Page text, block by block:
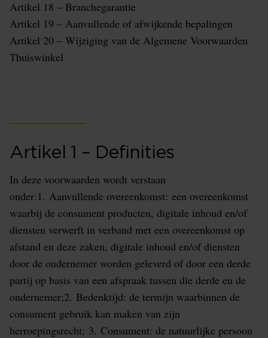
Artikel 18 – Branchegarantie
Artikel 19 – Aanvullende of afwijkende bepalingen
Artikel 20 – Wijziging van de Algemene Voorwaarden
Thuiswinkel
Artikel 1 – Definities
In deze voorwaarden wordt verstaan
onder:1. Aanvullende overeenkomst: een overeenkomst
waarbij de consument producten, digitale inhoud en/of
diensten verwerft in verband met een overeenkomst op
afstand en deze zaken, digitale inhoud en/of diensten
door de ondernemer worden geleverd of door een derde
partij op basis van een afspraak tussen die derde en de
ondernemer;2. Bedenktijd: de termijn waarbinnen de
consument gebruik kan maken van zijn
herroepingsrecht; 3. Consument: de natuurlijke persoon